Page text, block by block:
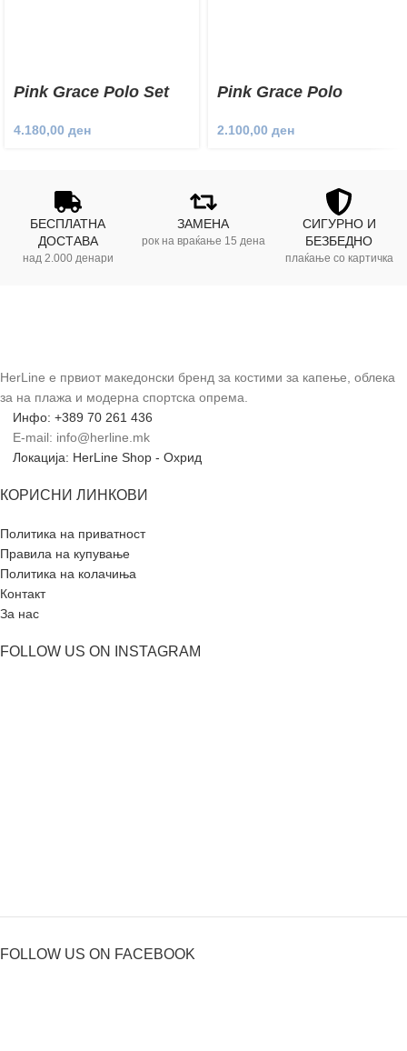
Pink Grace Polo Set
4.180,00 ден
Pink Grace Polo
2.100,00 ден
БЕСПЛАТНА
ДОСТАВА
над 2.000 денари
ЗАМЕНА
рок на враќање 15 дена
СИГУРНО И
БЕЗБЕДНО
плаќање со картичка
HerLine е првиот македонски бренд за костими за капење, облека
за на плажа и модерна спортска опрема.
Инфо: +389 70 261 436
E-mail: info@herline.mk
Локација: HerLine Shop - Охрид
КОРИСНИ ЛИНКОВИ
Политика на приватност
Правила на купување
Политика на колачиња
Контакт
За нас
FOLLOW US ON INSTAGRAM
FOLLOW US ON FACEBOOK